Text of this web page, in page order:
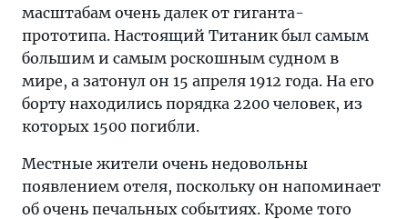
масштабам очень далек от гиганта-
прототипа. Настоящий Титаник был самым
большим и самым роскошным судном в
мире, а затонул он 15 апреля 1912 года. На его
борту находились порядка 2200 человек, из
которых 1500 погибли.
Местные жители очень недовольны
появлением отеля, поскольку он напоминает
об очень печальных событиях. Кроме того